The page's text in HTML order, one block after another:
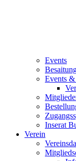
Events
Events
Inserat
Verein